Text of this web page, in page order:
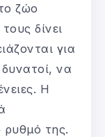
ζώο
δίνει
για
να
Η
ρυθμό της.